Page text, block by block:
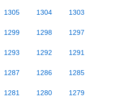
1305 1304 1303
1299 1298 1297
1293 1292 1291
1287 1286 1285
1281 1280 1279